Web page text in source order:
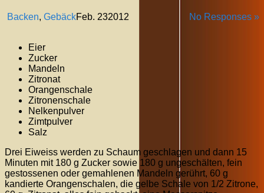
Backen, Gebäck No Responses »
Feb. 232012
Eier
Zucker
Mandeln
Zitronat
Orangenschale
Zitronenschale
Nelkenpulver
Zimtpulver
Salz
Drei Eiweiss werden zu Schaum geschlagen und dann 15
Minuten mit 180 g Zucker sowie 180 g ungeschälten, fein
gestossenen oder gemahlenen Mandeln gerührt, 60 g
kandierte Orangenschalen, die gelbe Schale von 1/2 Zitrone,